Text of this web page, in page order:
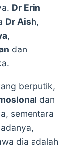
Dr Erin
Dr Aish,
,
dan
berputik,
dan
sementara
dia adalah